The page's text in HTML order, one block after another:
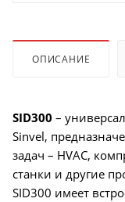
ОПИСАНИЕ
SID300 –
Sinvel,
задач – HVAC,
станки и другие
SID300 имеет